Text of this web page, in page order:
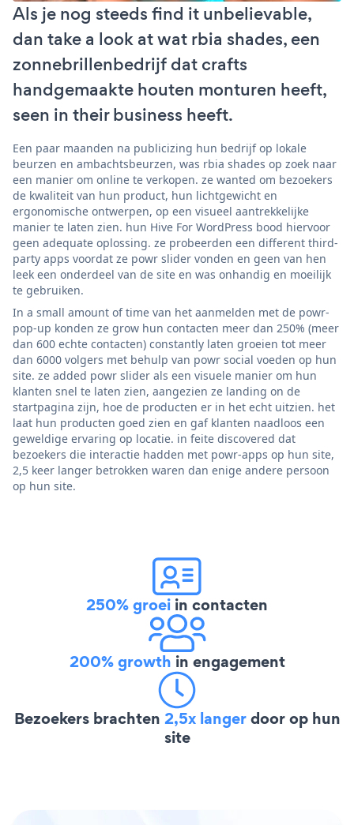
Als je nog steeds find it unbelievable,
dan take a look at wat rbia shades, een
zonnebrillenbedrijf dat crafts
handgemaakte houten monturen heeft,
seen in their business heeft.
Een paar maanden na publicizing hun bedrijf op lokale
beurzen en ambachtsbeurzen, was rbia shades op zoek naar
een manier om online te verkopen. ze wanted om bezoekers
de kwaliteit van hun product, hun lichtgewicht en
ergonomische ontwerpen, op een visueel aantrekkelijke
manier te laten zien. hun Hive For WordPress bood hiervoor
geen adequate oplossing. ze probeerden een different third-
party apps voordat ze powr slider vonden en geen van hen
leek een onderdeel van de site en was onhandig en moeilijk
te gebruiken.
In a small amount of time van het aanmelden met de powr-
pop-up konden ze grow hun contacten meer dan 250% (meer
dan 600 echte contacten) constantly laten groeien tot meer
dan 6000 volgers met behulp van powr social voeden op hun
site. ze added powr slider als een visuele manier om hun
klanten snel te laten zien, aangezien ze landing on de
startpagina zijn, hoe de producten er in het echt uitzien. het
laat hun producten goed zien en gaf klanten naadloos een
geweldige ervaring op locatie. in feite discovered dat
bezoekers die interactie hadden met powr-apps op hun site,
2,5 keer langer betrokken waren dan enige andere persoon
op hun site.
250% groei in contacten
200% growth in engagement
Bezoekers brachten 2,5x langerdoor op hun
site